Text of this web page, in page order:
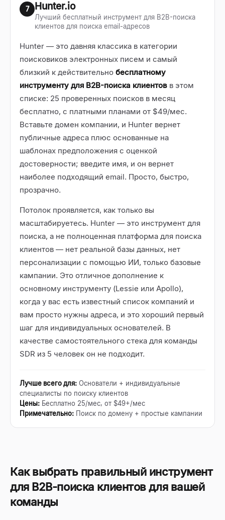
7 Hunter.io
Лучший бесплатный инструмент для B2B-поиска
клиентов для поиска email-адресов
Hunter — это давняя классика в категории
поисковиков электронных писем и самый
близкий к действительно бесплатному
инструменту для B2B-поиска клиентов в этом
списке: 25 проверенных поисков в месяц
бесплатно, с платными планами от $49/мес.
Вставьте домен компании, и Hunter вернет
публичные адреса плюс основанные на
шаблонах предположения с оценкой
достоверности; введите имя, и он вернет
наиболее подходящий email. Просто, быстро,
прозрачно.
Потолок проявляется, как только вы
масштабируетесь. Hunter — это инструмент для
поиска, а не полноценная платформа для поиска
клиентов — нет реальной базы данных, нет
персонализации с помощью ИИ, только базовые
кампании. Это отличное дополнение к
основному инструменту (Lessie или Apollo),
когда у вас есть известный список компаний и
вам просто нужны адреса, и это хороший первый
шаг для индивидуальных основателей. В
качестве самостоятельного стека для команды
SDR из 5 человек он не подходит.
Лучше всего для: Основатели + индивидуальные
специалисты по поиску клиентов
Цены: Бесплатно 25/мес, от $49+/мес
Примечательно: Поиск по домену + простые кампании
Как выбрать правильный инструмент
для B2B-поиска клиентов для вашей
команды